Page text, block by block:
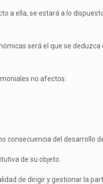
ella, se estará a lo
será el que se
no afectos:
consecuencia del desarrollo
de su objeto.
de dirigir y gestionar la